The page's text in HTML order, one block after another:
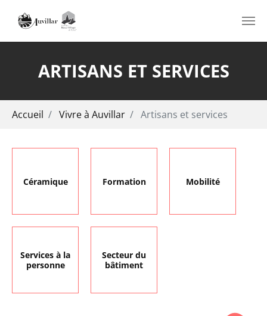
ARTISANS ET SERVICES
Accueil Vivre à Auvillar Artisans et services
Céramique Formation Mobilité
Services à la
personne
Secteur du
bâtiment